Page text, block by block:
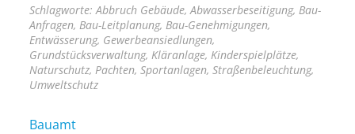
Schlagworte: Abbruch Gebäude, Abwasserbeseitigung, Bau-
Anfragen, Bau-Leitplanung, Bau-Genehmigungen,
Entwässerung, Gewerbeansiedlungen,
Grundstücksverwaltung, Kläranlage, Kinderspielplätze,
Naturschutz, Pachten, Sportanlagen, Straßenbeleuchtung,
Umweltschutz
Bauamt